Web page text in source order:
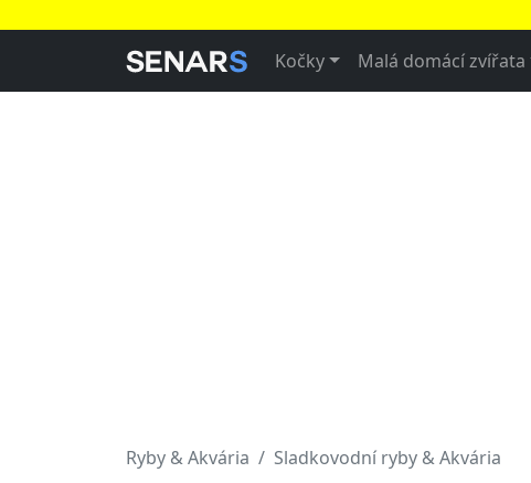
Kočky Malá domácí zvířata
Ryby & Akvária Sladkovodní ryby & Akvária